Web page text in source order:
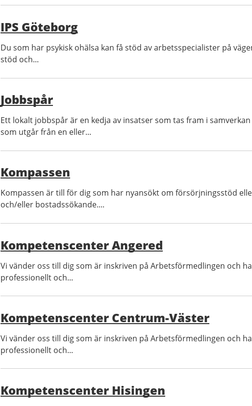
IPS Göteborg
Du som har psykisk ohälsa kan få stöd av arbetsspecialister på
stöd och...
Jobbspår
Ett lokalt jobbspår är en kedja av insatser som tas fram i
som utgår från en eller...
Kompassen
Kompassen är till för dig som har nyansökt om försörjningsstöd
och/eller bostadssökande....
Kompetenscenter Angered
Vi vänder oss till dig som är inskriven på Arbetsförmedlingen och
professionellt och...
Kompetenscenter Centrum-Väster
Vi vänder oss till dig som är inskriven på Arbetsförmedlingen och
professionellt och...
Kompetenscenter Hisingen